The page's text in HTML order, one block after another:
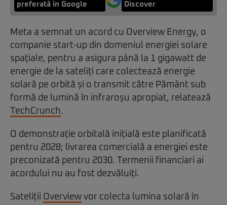
preferată în Google
Discover
Meta a semnat un acord cu Overview Energy, o
companie start-up din domeniul energiei solare
spațiale, pentru a asigura până la 1 gigawatt de
energie de la sateliți care colectează energie
solară pe orbită și o transmit către Pământ sub
formă de lumină în infraroșu apropiat, relatează
TechCrunch.
O demonstrație orbitală inițială este planificată
pentru 2028; livrarea comercială a energiei este
preconizată pentru 2030. Termenii financiari ai
acordului nu au fost dezvăluiți.
Sateliții Overview vor colecta lumina solară în